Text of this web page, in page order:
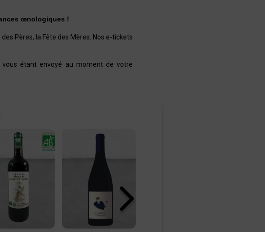
œnologiques !
Pères, la Fête des Mères. Nos e-tickets
étant envoyé au moment de votre